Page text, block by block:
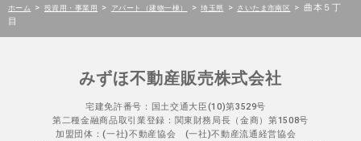
ホーム > 投資用・事業用 > アパート（建物一棟） > 埼玉県 > さいたま市南区 > 曲本５丁
目
みずほ不動産販売株式会社
宅建免許番号：国土交通大臣(10)第3529号
第二種金融商品取引業登録：関東財務局長（金商）第1508号
加盟団体：(一社)不動産協会 (一社)不動産流通経営協会